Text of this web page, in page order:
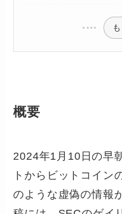
概要
2024年1月10日の早
トからビットコイン
のような虚偽の情報